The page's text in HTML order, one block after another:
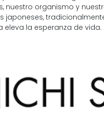
nuestro organismo y
japoneses,
la esperanza de vida.
diaria